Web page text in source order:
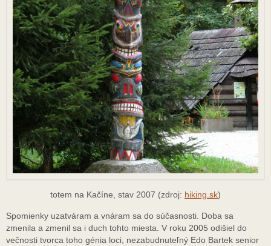
totem na Kačíne, stav 2007 (zdroj: hiking.sk)
Spomienky uzatváram a vnáram sa do súčasnosti. Doba sa
zmenila a zmenil sa i duch tohto miesta. V roku 2005 odišiel do
večnosti tvorca toho génia loci, nezabudnuteľný Edo Bartek senior